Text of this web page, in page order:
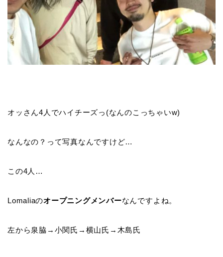
オッさん4人でハイチーズっ(なんのこっちゃいw)
なんなの？って写真なんですけど…
この4人…
Lomaliaのオープニングメンバーなんですよね。
左から泉脇→小関氏→横山氏→木島氏